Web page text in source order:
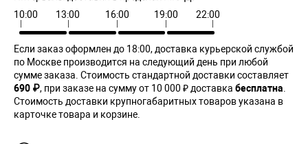
10:00
13:00 16:00 19:00 22:00
Если заказ оформлен до 18:00, доставка курьерской службой
по Москве производится на следующий день при любой
сумме заказа. Cтоимость стандартной доставки составляет
690 ₽, при заказе на сумму от 10 000 ₽ доставка бесплатна.
Стоимость доставки крупногабаритных товаров указана в
карточке товара и корзине.